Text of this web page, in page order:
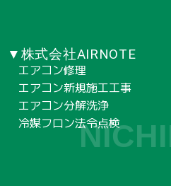
▼株式会社AIRNOTE
エアコン修理
エアコン新規施工工事
エアコン分解洗浄
冷媒フロン法令点検